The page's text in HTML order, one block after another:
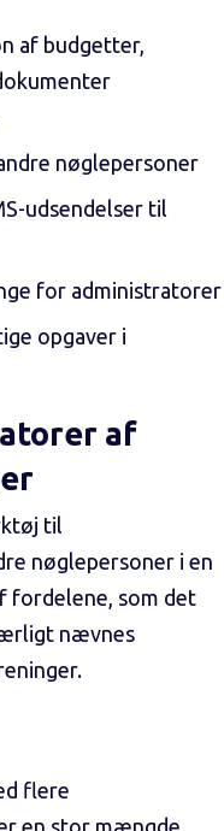
af budgetter,
nøglepersoner
udsendelser til
for administratorer
opgaver i
af
til
nøglepersoner i en
fordelene, som det
nævnes
flere
en stor mængde